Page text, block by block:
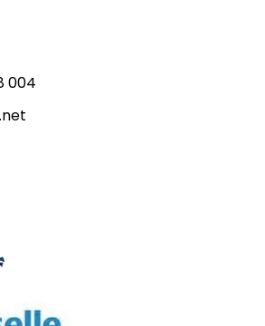
004